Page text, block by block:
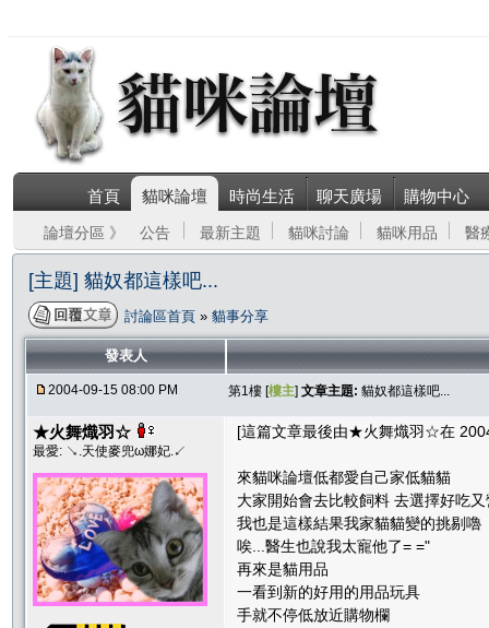
首頁 貓咪論壇 時尚生活 聊天廣場 購物中心
論壇分區 》 公告 最新主題 貓咪討論 貓咪用品 醫
[主題] 貓奴都這樣吧...
討論區首頁 » 貓事分享
發表人
2004-09-15 08:00 PM 第1樓 [樓主] 文章主題: 貓奴都這樣吧...
★火舞熾羽☆
最愛: ↘.天使麥兜ω娜妃.↙
[這篇文章最後由★火舞熾羽☆在
來貓咪論壇低都愛自己家低貓貓
大家開始會去比較飼料 去選擇好吃
我也是這樣結果我家貓貓變的挑剔嚕
唉...醫生也說我太寵他了= ="
再來是貓用品
一看到新的好用的用品玩具
手就不停低放近購物欄